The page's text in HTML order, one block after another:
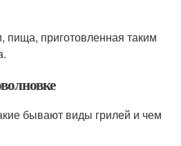
пища, приготовленная таким
бывают виды грилей и чем